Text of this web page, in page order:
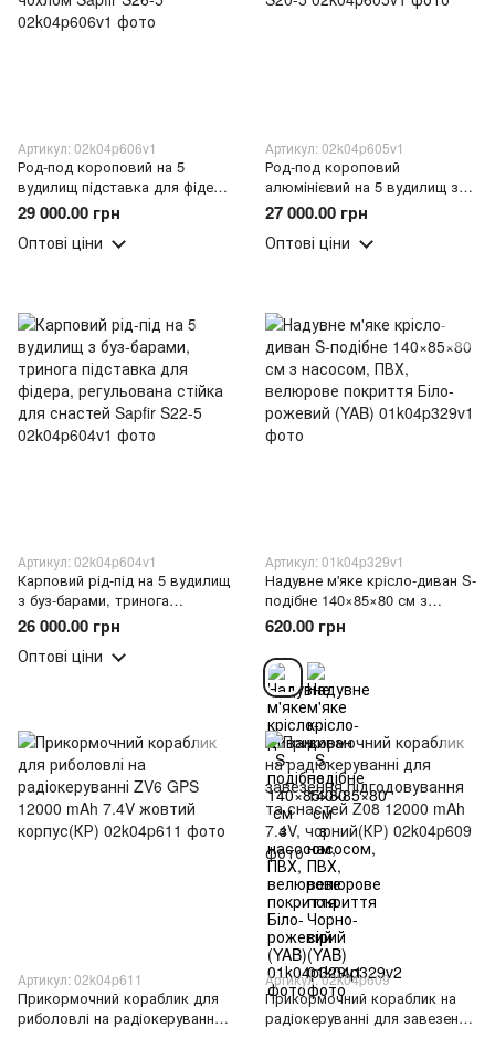
Артикул: 02k04p606v1
Род-под короповий на 5
вудилищ підставка для фідера
коропової риболовлі з буз-
барами рогачами та чохлом
Sapfir S26-5
29 000.00 грн
Оптові ціни
Артикул: 02k04p605v1
Род-под короповий
алюмінієвий на 5 вудилищ з
буз-барами, телескопічними
ніжками, 10 рогачами Sapfir
S20-5
27 000.00 грн
Оптові ціни
Артикул: 02k04p604v1
Карповий рід-під на 5 вудилищ
з буз-барами, тринога
підставка для фідера,
регульована стійка для
снастей Sapfir S22-5
26 000.00 грн
Оптові ціни
Артикул: 01k04p329v1
Надувне м'яке крісло-диван S-
подібне 140×85×80 см з
насосом, ПВХ, велюрове
покриття Біло-рожевий (YAB)
620.00 грн
Артикул: 02k04p611
Прикормочний кораблик для
риболовлі на радіокеруванні
Артикул: 02k04p609
Прикормочний кораблик на
радіокеруванні для завезення